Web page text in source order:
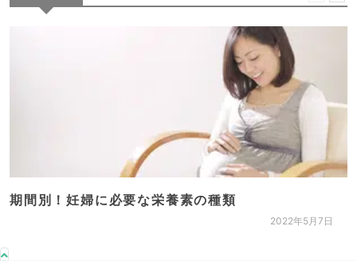
期間別！妊婦に必要な栄養素の種類
2022年5月7日